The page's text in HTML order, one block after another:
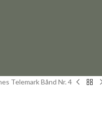
Telemark Bånd Nr. 4